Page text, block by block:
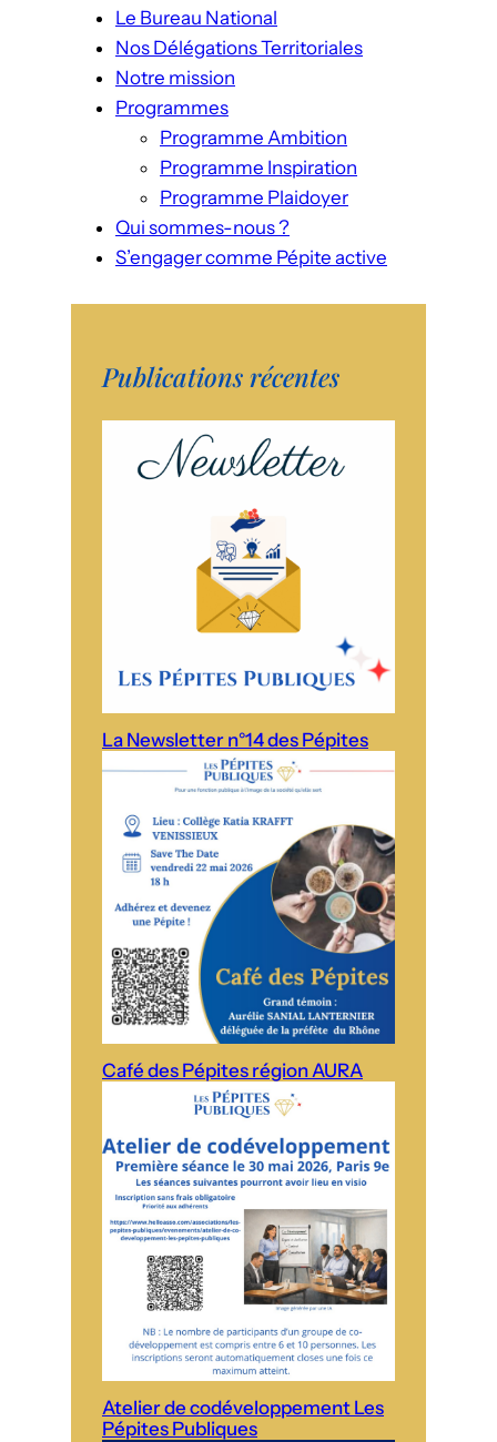
Le Bureau National
Nos Délégations Territoriales
Notre mission
Programmes
Programme Ambition
Programme Inspiration
Programme Plaidoyer
Qui sommes-nous ?
S’engager comme Pépite active
Publications récentes
La Newsletter n°14 des Pépites
Café des Pépites région AURA
Atelier de codéveloppement Les
Pépites Publiques